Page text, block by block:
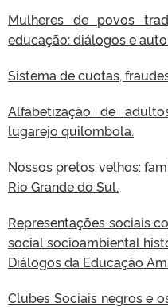
Mulheres de povos
educação: diálogos e
Sistema de cuotas,
Alfabetização de
lugarejo quilombola.
Nossos pretos velhos:
Rio Grande do Sul.
Representações sociais
social socioambiental
Diálogos da Educação
Clubes Sociais negros e